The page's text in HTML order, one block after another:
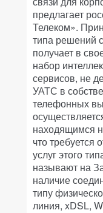
предлагает
Телеком».
типа решений
получает в
набор
сервисов, не
УАТС в
телефонных
находящимся
что требуется
услуг этого
называют на
наличие
типу
линия, xDSL,